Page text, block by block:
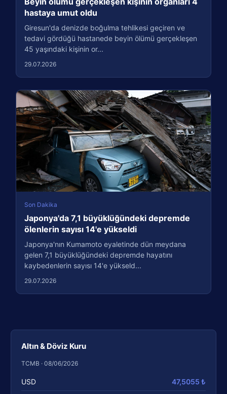
Altın & Döviz Kuru
TCMB · 08/06/2026
USD 47,5055 ₺
hastaya umut oldu
Giresun'da denizde boğulma tehlikesi geçiren ve
tedavi gördüğü hastanede beyin ölümü gerçekleşen
45 yaşındaki kişinin or...
29.07.2026
Son Dakika
Japonya'da 7,1 büyüklüğündeki depremde
ölenlerin sayısı 14'e yükseldi
Japonya'nın Kumamoto eyaletinde dün meydana
gelen 7,1 büyüklüğündeki depremde hayatını
kaybedenlerin sayısı 14'e yükseld...
29.07.2026